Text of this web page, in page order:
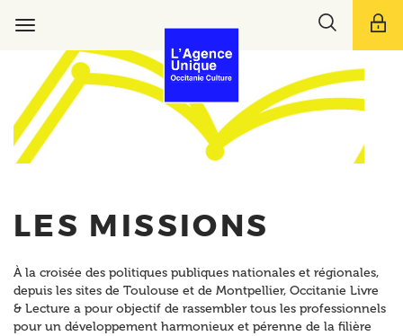
navigation
Toggle
LES MISSIONS
À la croisée des politiques publiques nationales et régionales,
depuis les sites de Toulouse et de Montpellier, Occitanie Livre
& Lecture a pour objectif de rassembler tous les professionnels
pour un développement harmonieux et pérenne de la filière